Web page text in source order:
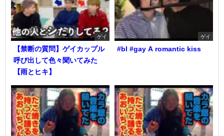
ゲイ
【禁断の質問】ゲイカップル
呼び出して色々聞いてみた
【雨とヒキ】
ゲイ
#bl #gay A romantic kiss